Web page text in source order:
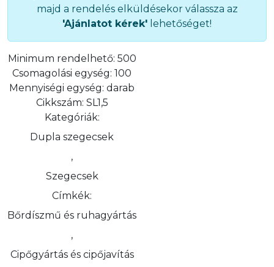
majd a rendelés elküldésekor válassza az
'Ajánlatot kérek' lehetőséget!
Minimum rendelhető: 500
Csomagolási egység: 100
Mennyiségi egység: darab
Cikkszám: SL1,5
Kategóriák:
Dupla szegecsek
,
Szegecsek
Címkék:
Bőrdíszmű és ruhagyártás
,
Cipőgyártás és cipőjavítás